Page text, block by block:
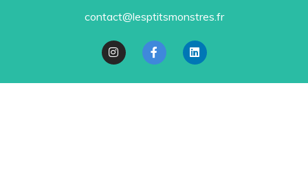
contact@lesptitsmonstres.fr